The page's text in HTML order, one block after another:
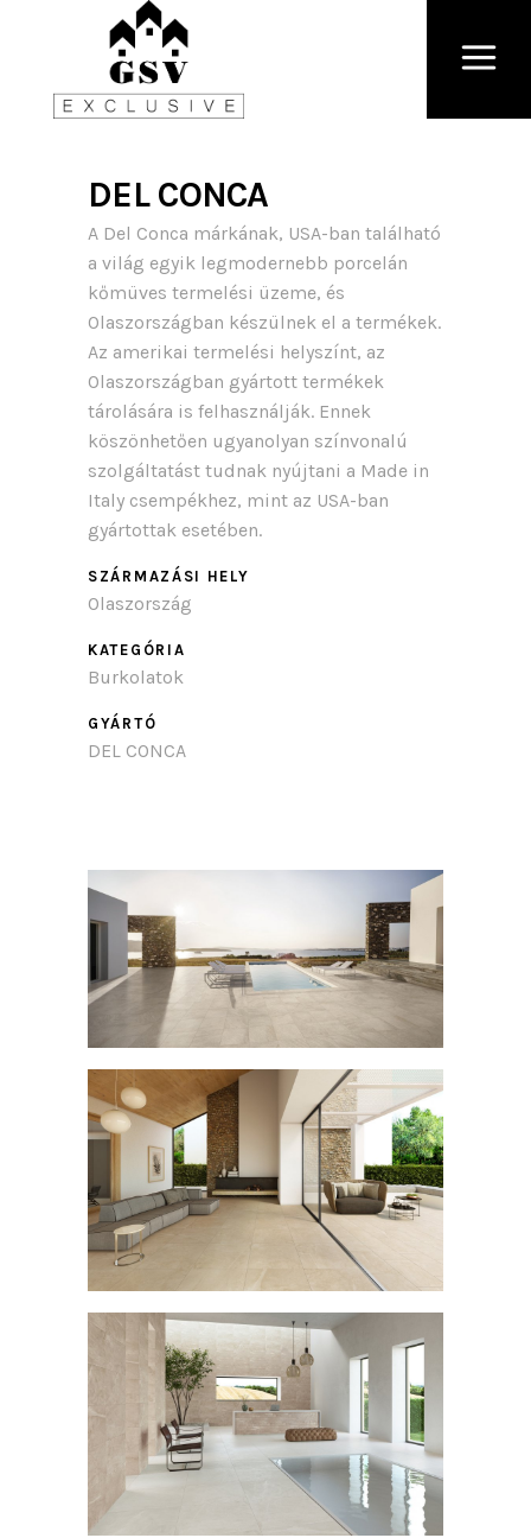
DEL CONCA
A Del Conca márkának, USA-ban található
a világ egyik legmodernebb porcelán
kőmüves termelési üzeme, és
Olaszországban készülnek el a termékek.
Az amerikai termelési helyszínt, az
Olaszországban gyártott termékek
tárolására is felhasználják. Ennek
köszönhetően ugyanolyan színvonalú
szolgáltatást tudnak nyújtani a Made in
Italy csempékhez, mint az USA-ban
gyártottak esetében.
SZÁRMAZÁSI HELY
Olaszország
KATEGÓRIA
Burkolatok
GYÁRTÓ
DEL CONCA